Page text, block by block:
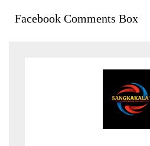
Facebook Comments Box